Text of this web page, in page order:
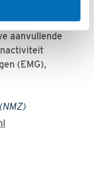
PSMA en PLS.
gegevens, bloed
aanvullende
(EMG),